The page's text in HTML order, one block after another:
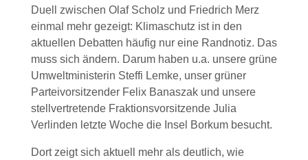
Duell zwischen Olaf Scholz und Friedrich Merz
einmal mehr gezeigt: Klimaschutz ist in den
aktuellen Debatten häufig nur eine Randnotiz. Das
muss sich ändern. Darum haben u.a. unsere grüne
Umweltministerin Steffi Lemke, unser grüner
Parteivorsitzender Felix Banaszak und unsere
stellvertretende Fraktionsvorsitzende Julia
Verlinden letzte Woche die Insel Borkum besucht.
Dort zeigt sich aktuell mehr als deutlich, wie